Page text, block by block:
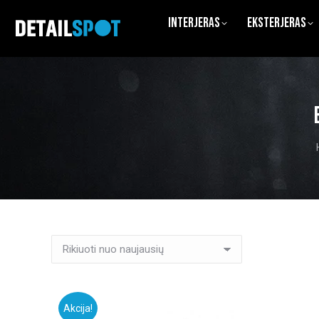
Interjeras Eksterjeras
Akcija!